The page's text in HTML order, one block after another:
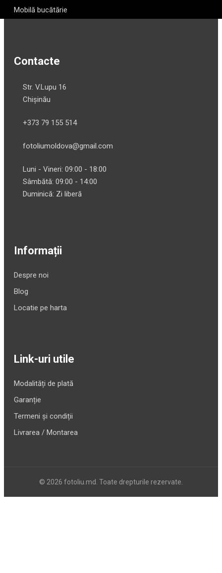
Mobilă bucătărie
Contacte
Str. V.Lupu 16
Chișinău
+373 79 155 514
fotoliumoldova@gmail.com
Luni - Vineri: 09:00 - 18:00
Sâmbătă: 09:00 - 14:00
Duminică: Zi liberă
Informații
Despre noi
Blog
Locatie pe harta
Link-uri utile
Modalități de plată
Garanție
Termeni și condiții
Livrarea / Montarea
© 2026 fotoliu.md. Toate drepturile rezervate.